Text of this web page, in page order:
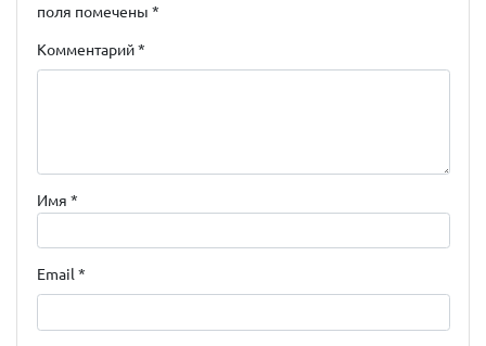
поля помечены *
Комментарий*
Имя *
Email*